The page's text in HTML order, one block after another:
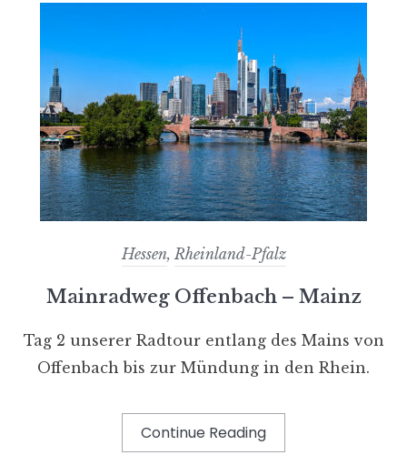
Hessen, Rheinland-Pfalz
Mainradweg Offenbach – Mainz
Tag 2 unserer Radtour entlang des Mains von
Offenbach bis zur Mündung in den Rhein.
Continue Reading